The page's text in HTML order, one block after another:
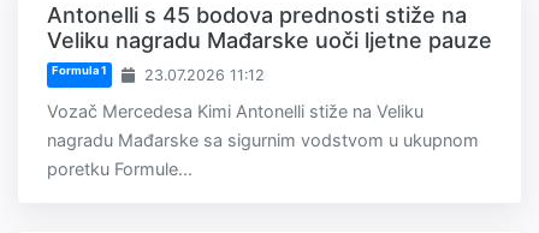
Antonelli s 45 bodova prednosti stiže na
Veliku nagradu Mađarske uoči ljetne pauze
Formula 1 23.07.2026 11:12
Vozač Mercedesa Kimi Antonelli stiže na Veliku
nagradu Mađarske sa sigurnim vodstvom u ukupnom
poretku Formule...